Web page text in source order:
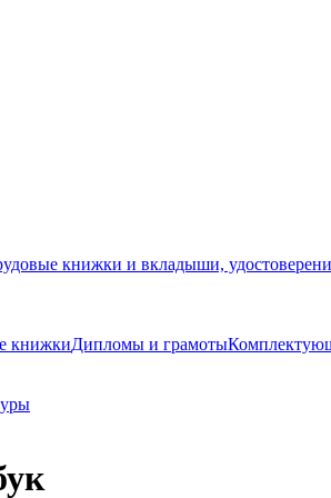
книжки и вкладыши,
книжкиДипломы и грамоты